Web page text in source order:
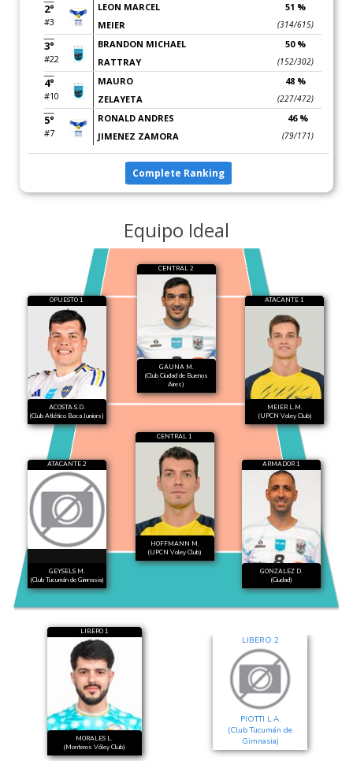
2°
#3
LEON MARCEL
MEIER
51 %
(314/615)
3°
#22
BRANDON MICHAEL
RATTRAY
50 %
(152/302)
4°
#10
MAURO
ZELAYETA
48 %
(227/472)
5°
#7
RONALD ANDRES
JIMENEZ ZAMORA
46 %
(79/171)
Complete Ranking
Equipo Ideal
OPUESTO 1
ACOSTA S.D.
(Club Atlético Boca Juniors)
CENTRAL 2
GAUNA M.
(Club Ciudad de Buenos
Aires)
ATACANTE 1
MEIER L.M.
(UPCN Voley Club)
ATACANTE 2
GEYSELS M.
(Club Tucumán de Gimnasia)
CENTRAL 1
HOFFMANN M.
(UPCN Voley Club)
ARMADOR 1
GONZALEZ D.
(Ciudad)
LIBERO 1
MORALES L.
(Monteros Vóley Club)
LIBERO 2
PIOTTI L.A.
(Club Tucumán de
Gimnasia)